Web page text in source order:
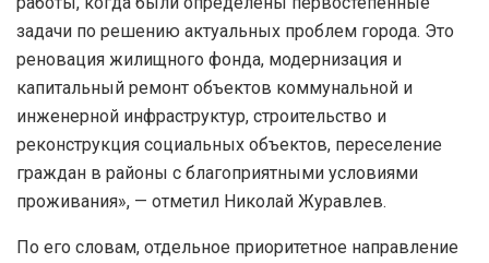
задачи по решению актуальных проблем города. Это
реновация жилищного фонда, модернизация и
капитальный ремонт объектов коммунальной и
инженерной инфраструктур, строительство и
реконструкция социальных объектов, переселение
граждан в районы с благоприятными условиями
проживания», — отметил Николай Журавлев.
По его словам, отдельное приоритетное направление